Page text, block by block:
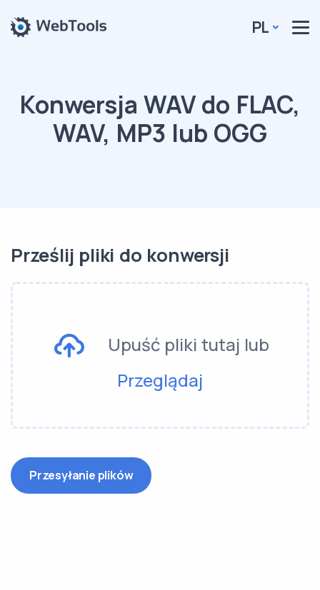
PL
Konwersja WAV do FLAC,
WAV, MP3 lub OGG
Prześlij pliki do konwersji
Upuść pliki tutaj lub
Przeglądaj